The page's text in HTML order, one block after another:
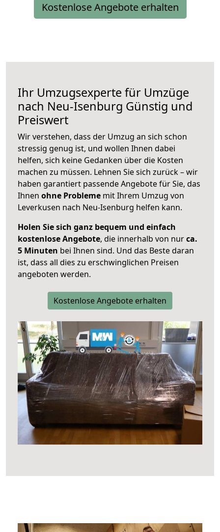
Kostenlose Angebote erhalten
Ihr Umzugsexperte für Umzüge
nach Neu-Isenburg Günstig und
Preiswert
Wir verstehen, dass der Umzug an sich schon
stressig genug ist, und wollen Ihnen dabei
helfen, sich keine Gedanken über die Kosten
machen zu müssen. Lehnen Sie sich zurück – wir
haben garantiert passende Angebote für Sie, das
Ihnen ohne Probleme mit Ihrem Umzug von
Leverkusen nach Neu-Isenburg helfen kann.
Holen Sie sich ganz bequem und einfach
kostenlose Angebote, die innerhalb von nurca.
5 Minuten bei Ihnen sind. Und das Beste daran
ist, dass all dies zu erschwinglichen Preisen
angeboten werden.
Kostenlose Angebote erhalten